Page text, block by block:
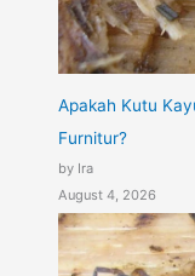
Apakah Kutu
Furnitur?
by Ira
August 4, 2026